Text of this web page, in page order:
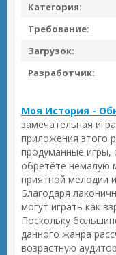
Категория:
Требование:
Загрузок:
Разработчик:
Моя История -
замечательная
приложения этого
продуманные
обретёте немалую
приятной мелодии
Благодаря
могут играть как
Поскольку
данного жанра
возрастную